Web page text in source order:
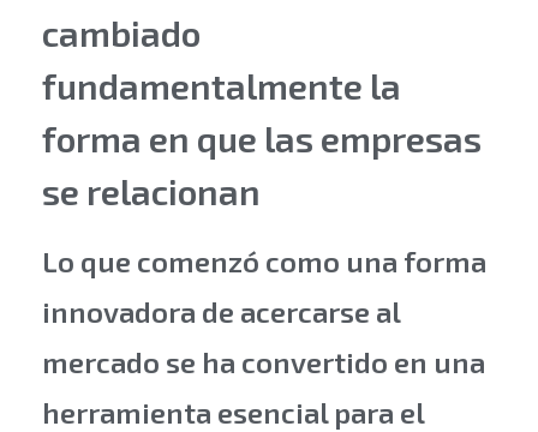
cambiado
fundamentalmente la
forma en que las empresas
se relacionan
Lo que comenzó como una forma
innovadora de acercarse al
mercado se ha convertido en una
herramienta esencial para el